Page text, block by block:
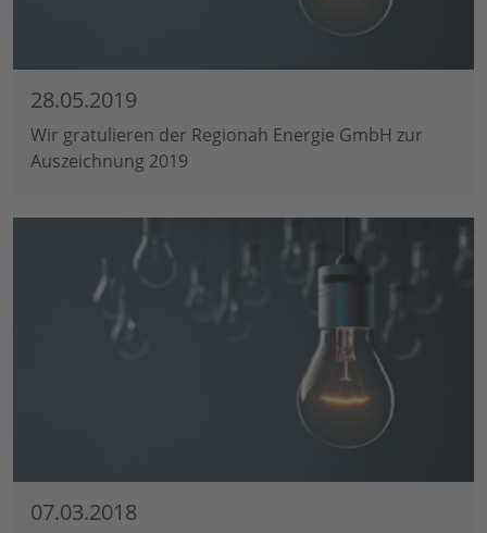
28.05.2019
Wir gratulieren der Regionah Energie GmbH zur
Auszeichnung 2019
07.03.2018